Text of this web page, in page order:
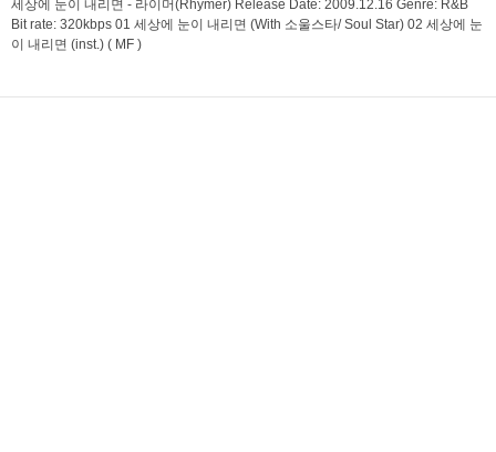
세상에 눈이 내리면 - 라이머(Rhymer) Release Date: 2009.12.16 Genre: R&B
Bit rate: 320kbps 01 세상에 눈이 내리면 (With 소울스타/ Soul Star) 02 세상에 눈
이 내리면 (inst.) ( MF )